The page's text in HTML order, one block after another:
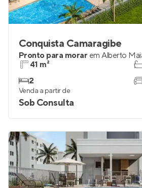
Conquista Camaragibe
Pronto para morar em Alberto
41 m²
2
Venda a partir de
Sob Consulta